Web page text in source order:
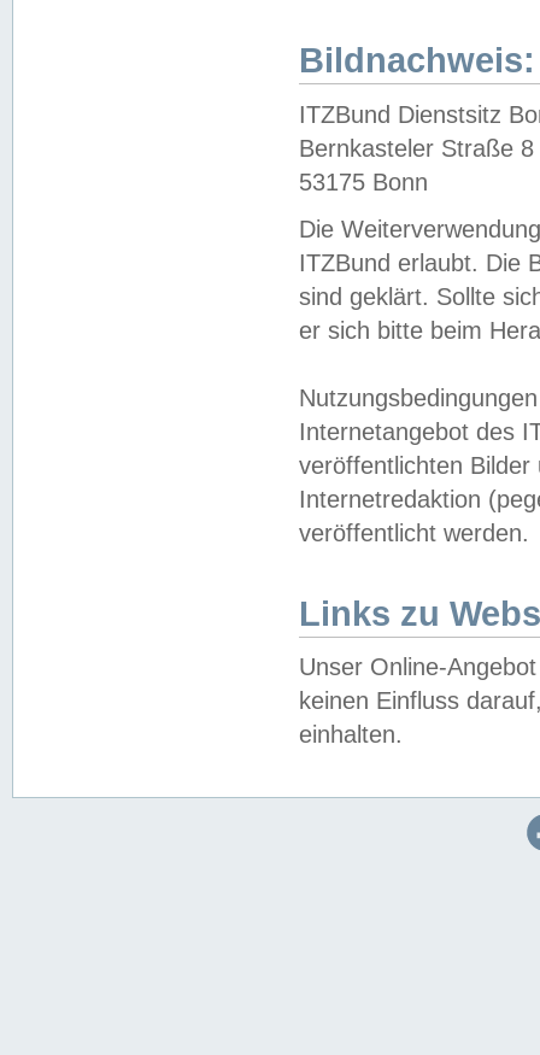
Bildnachweis:
ITZBund Dienstsitz
Bernkasteler Straße 8
53175 Bonn
Die
ITZBund erlaubt. Die
sind geklärt. Sollte
er sich bitte beim
Internetangebot des
veröffentlichten
Internetredaktion
veröffentlicht werden.
Links zu
Unser Online-
keinen Einfluss
einhalten.